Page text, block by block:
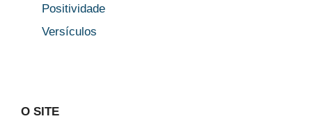
Positividade
Versículos
O SITE